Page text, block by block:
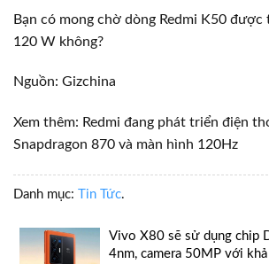
Bạn có mong chờ dòng Redmi K50 được
120 W không?
Nguồn: Gizchina
Xem thêm: Redmi đang phát triển điện
Snapdragon 870 và màn hình 120Hz
Danh mục: Tin Tức.
Vivo X80 sẽ sử dụng chip
4nm, camera 50MP với